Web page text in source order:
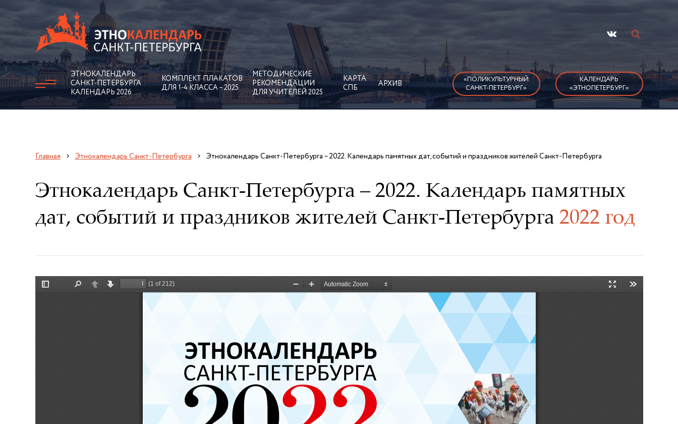
ЭТНОКАЛЕНДАРЬ
САНКТ-ПЕТЕРБУРГА
КАЛЕНДАРЬ 2026
КОМПЛЕКТ ПЛАКАТОВ
ДЛЯ 1-4 КЛАССА – 2025
МЕТОДИЧЕСКИЕ
РЕКОМЕНДАЦИИ
ДЛЯ УЧИТЕЛЕЙ 2025
КАРТА
СПБ
АРХИВ
«ПОЛИКУЛЬТУРНЫЙ
САНКТ-ПЕТЕРБУРГ»
КАЛЕНДАРЬ
«ЭТНОПЕТЕРБУРГ»
Главная Этнокалендарь Санкт-Петербурга Этнокалендарь Санкт-Петербурга – 2022. Календарь памятных дат, событий и праздников жителей Санкт-Петербурга
Этнокалендарь Санкт-Петербурга – 2022. Календарь памятных
дат, событий и праздников жителей Санкт-Петербурга 2022 год